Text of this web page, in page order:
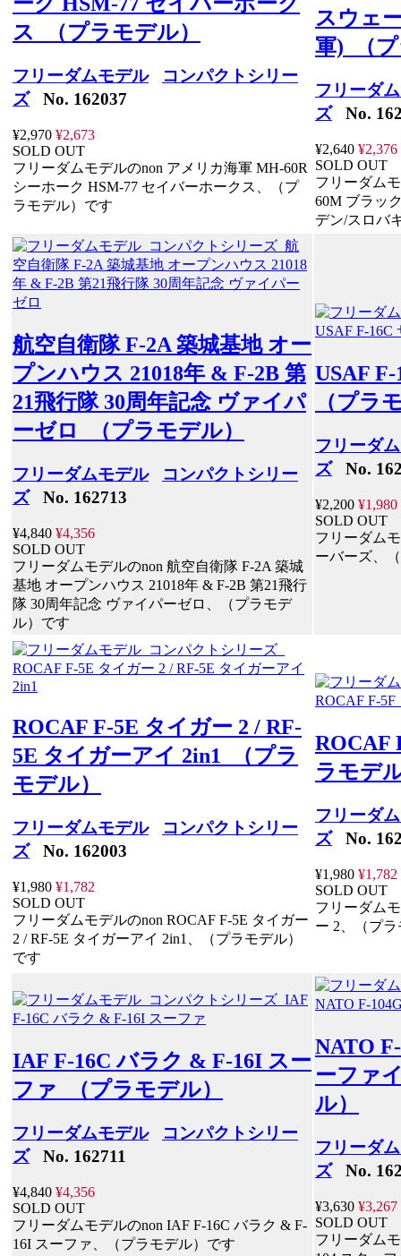
ス （プラモデル）
フリーダムモデル
コンパクトシリー
ズNo. 162037
¥2,970 ¥2,673
SOLD OUT
フリーダムモデルのnon アメリカ海軍 MH-60R
シーホーク HSM-77 セイバーホークス、（プ
ラモデル）です
スウェ
軍) （
フリーダ
ズNo.
¥2,640 ¥2,376
SOLD OUT
フリーダム
60M ブラッ
デン/スロバ
航空自衛隊 F-2A 築城基地 オー
プンハウス 21018年 & F-2B 第
21飛行隊 30周年記念 ヴァイパ
ーゼロ （プラモデル）
フリーダムモデル
コンパクトシリー
ズNo. 162713
¥4,840 ¥4,356
SOLD OUT
フリーダムモデルのnon 航空自衛隊 F-2A 築城
基地 オープンハウス 21018年 & F-2B 第21飛行
隊 30周年記念 ヴァイパーゼロ、（プラモデ
ル）です
USAF
（プラ
フリーダ
ズNo.
¥2,200 ¥1,980
SOLD OUT
フリーダム
ーバーズ、
ROCAF F-5E タイガー 2 / RF-
5E タイガーアイ 2in1 （プラ
モデル）
フリーダムモデル
コンパクトシリー
ズNo. 162003
¥1,980 ¥1,782
SOLD OUT
フリーダムモデルのnon ROCAF F-5E タイガー
2 / RF-5E タイガーアイ 2in1、（プラモデル）
です
ROCAF
ラモデ
フリーダ
ズNo.
¥1,980 ¥1,782
SOLD OUT
フリーダム
ー 2、（プ
IAF F-16C バラク & F-16I スー
ファ （プラモデル）
フリーダムモデル
コンパクトシリー
ズNo. 162711
¥4,840 ¥4,356
SOLD OUT
フリーダムモデルのnon IAF F-16C バラク & F-
16I スーファ、（プラモデル）です
NATO
ーファ
ル）
フリーダ
ズNo.
¥3,630 ¥3,267
SOLD OUT
フリーダム